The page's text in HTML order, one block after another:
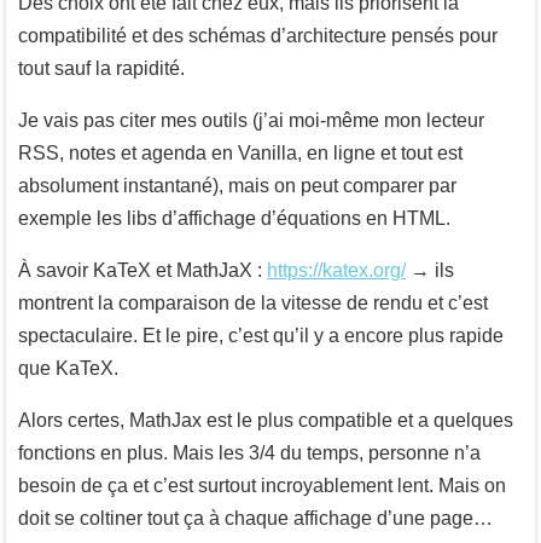
compatibilité et des schémas d’architecture pensés pour
tout sauf la rapidité.
Je vais pas citer mes outils (j’ai moi-même mon lecteur
RSS, notes et agenda en Vanilla, en ligne et tout est
absolument instantané), mais on peut comparer par
exemple les libs d’affichage d’équations en HTML.
À savoir KaTeX et MathJaX : https://katex.org/→ ils
montrent la comparaison de la vitesse de rendu et c’est
spectaculaire. Et le pire, c’est qu’il y a encore plus rapide
que KaTeX.
Alors certes, MathJax est le plus compatible et a quelques
fonctions en plus. Mais les 3/4 du temps, personne n’a
besoin de ça et c’est surtout incroyablement lent. Mais on
doit se coltiner tout ça à chaque affichage d’une page…